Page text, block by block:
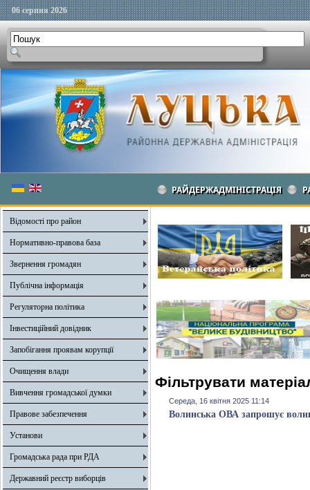
06 серпня 2026
РАЙДЕРЖАДМІНІСТРАЦІЯ
Відомості про район
Нормативно-правова база
Звернення громадян
Публічна інформація
Регуляторна політика
Інвестиційний довідник
Запобігання проявам корупції
Очищення влади
Вивчення громадської думки
Правове забезпечення
Установи
Громадська рада при РДА
Державний реєстр виборців
Фільтрувати
Середа, 16 квітня 2025 11:14
Волинська ОВА запрошує